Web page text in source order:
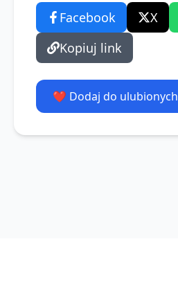
Facebook
X
Kopiuj link
❤️ Dodaj do ulubionych